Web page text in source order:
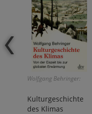
Wolfgang Behringer:
Kulturgeschichte
des Klimas